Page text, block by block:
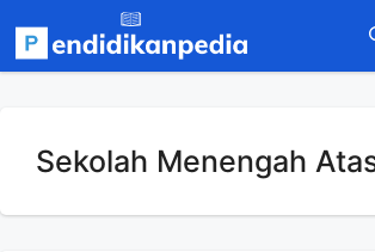
isi
Sekolah Menengah